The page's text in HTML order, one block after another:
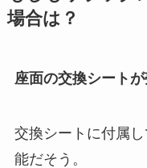
場合は？
座面の交換シート
交換シートに付属
能だそう。